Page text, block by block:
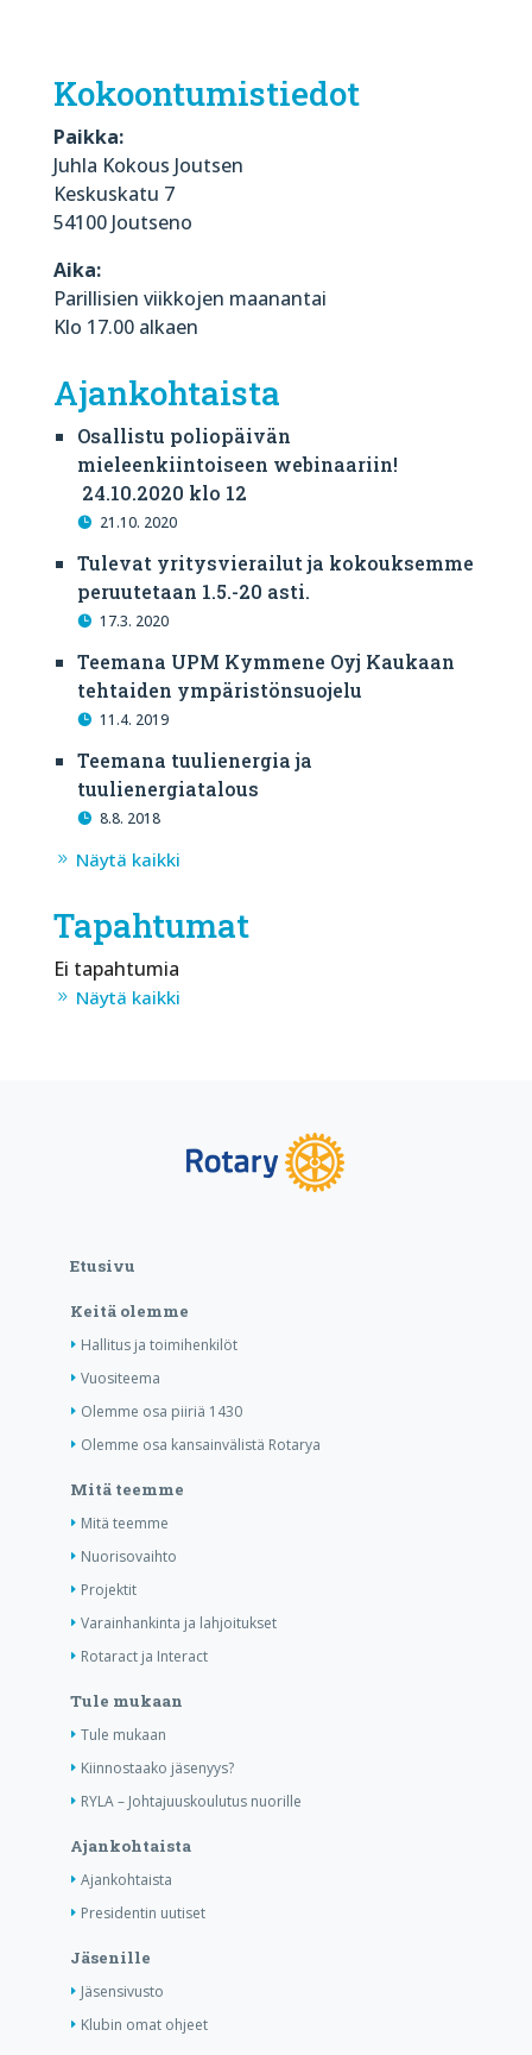
Kokoontumistiedot
Paikka:
Juhla Kokous Joutsen
Keskuskatu 7
54100 Joutseno
Aika:
Parillisien viikkojen maanantai
Klo 17.00 alkaen
Ajankohtaista
Osallistu poliopäivän
mieleenkiintoiseen webinaariin!
24.10.2020 klo 12
21.10. 2020
Tulevat yritysvierailut ja kokouksemme
peruutetaan 1.5.-20 asti.
17.3. 2020
Teemana UPM Kymmene Oyj Kaukaan
tehtaiden ympäristönsuojelu
11.4. 2019
Teemana tuulienergia ja
tuulienergiatalous
8.8. 2018
Näytä kaikki
Tapahtumat
Ei tapahtumia
Näytä kaikki
Etusivu
Keitä olemme
Hallitus ja toimihenkilöt
Vuositeema
Olemme osa piiriä 1430
Olemme osa kansainvälistä Rotarya
Mitä teemme
Mitä teemme
Nuorisovaihto
Projektit
Varainhankinta ja lahjoitukset
Rotaract ja Interact
Tule mukaan
Tule mukaan
Kiinnostaako jäsenyys?
RYLA – Johtajuuskoulutus nuorille
Ajankohtaista
Ajankohtaista
Presidentin uutiset
Jäsenille
Jäsensivusto
Klubin omat ohjeet